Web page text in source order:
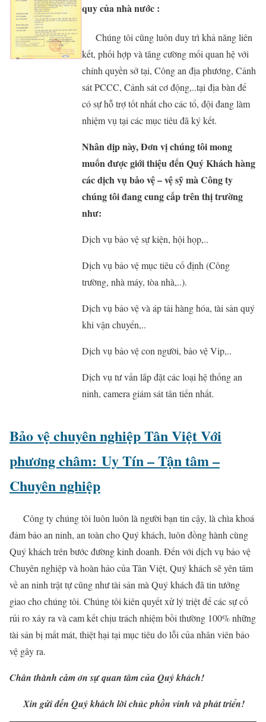
quy của nhà nước :
Chúng tôi cũng luôn duy trì khả năng liên
kết, phối hợp và tăng cường mối quan hệ với
chính quyền sở tại, Công an địa phương, Cảnh
sát PCCC, Cảnh sát cơ động,..tại địa bàn để
có sự hỗ trợ tốt nhất cho các tổ, đội đang làm
nhiệm vụ tại các mục tiêu đã ký kết.
Nhân dịp này, Đơn vị chúng tôi mong
muốn được giới thiệu đến Quý Khách hàng
các dịch vụ bảo vệ – vệ sỹ mà Công ty
chúng tôi đang cung cấp trên thị trường
như:
Dịch vụ bảo vệ sự kiện, hội họp,..
Dịch vụ bảo vệ mục tiêu cố định (Công
trường, nhà máy, tòa nhà,..).
Dịch vụ bảo vệ và áp tải hàng hóa, tài sản quý
khi vận chuyển,..
Dịch vụ bảo vệ con người, bảo vệ Vip,..
Dịch vụ tư vấn lắp đặt các loại hệ thống an
ninh, camera giám sát tân tiến nhất.
Bảo vệ chuyên nghiệp Tân Việt Với
phương châm: Uy Tín – Tận tâm –
Chuyên nghiệp
Công ty chúng tôi luôn luôn là người bạn tin cậy, là chìa khoá
đảm bảo an ninh, an toàn cho Quý khách, luôn đồng hành cùng
Quý khách trên bước đường kinh doanh. Đến với dịch vụ bảo vệ
Chuyên nghiệp và hoàn hảo của Tân Việt, Quý khách sẽ yên tâm
về an ninh trật tự cũng như tài sản mà Quý khách đã tin tưởng
giao cho chúng tôi. Chúng tôi kiên quyết xử lý triệt để các sự cố
rủi ro xảy ra và cam kết chịu trách nhiệm bồi thường 100% những
tài sản bị mất mát, thiệt hại tại mục tiêu do lỗi của nhân viên bảo
vệ gây ra.
Chân thành cảm ơn sự quan tâm của Quý khách!
Xin gửi đến Quý khách lời chúc phồn vinh và phát triển!